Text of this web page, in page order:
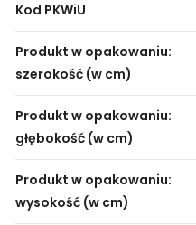
Kod PKWiU
Produkt w opakowaniu:
szerokość (w cm)
Produkt w opakowaniu:
głębokość (w cm)
Produkt w opakowaniu:
wysokość (w cm)